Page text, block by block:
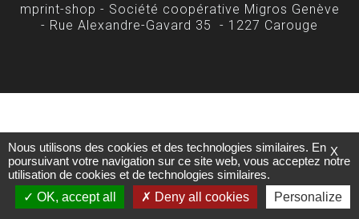
mprint-shop - Société coopérative Migros Genève
- Rue Alexandre-Gavard 35 - 1227 Carouge
X
Nous utilisons des cookies et des technologies similaires. En
poursuivant votre navigation sur ce site web, vous acceptez notre
utilisation de cookies et de technologies similaires.
OK, accept all
Deny all cookies Personalize